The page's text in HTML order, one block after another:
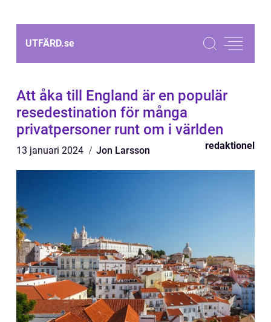
UTFÄRD.se
Att åka till England är en populär
resedestination för många
privatpersoner runt om i världen
13 januari 2024 Jon Larsson redaktionel